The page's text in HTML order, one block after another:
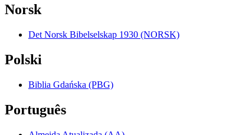
Norsk
Det Norsk Bibelselskap 1930 (NORSK)
Polski
Biblia Gdańska (PBG)
Português